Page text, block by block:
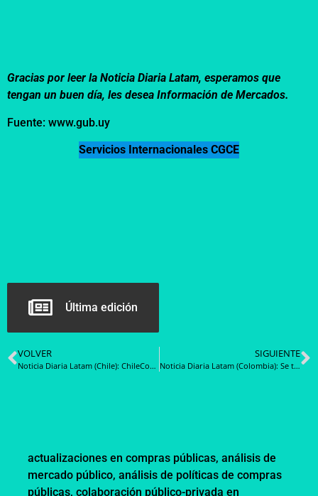
Gracias por leer la Noticia Diaria Latam, esperamos que
tengan un buen día, les desea Información de Mercados.
Fuente: www.gub.uy
Servicios Internacionales CGCE
Última edición
VOLVER
Noticia Diaria Latam (Chile): ChileCompra cumple 22 años fortaleciendo la transparencia y modernización de las compras públicas
SIGUIENTE
Noticia Diaria Latam (Colombia): Se termina el Acuerdo Marco de Nube Pública, pero las órdenes de compra siguen vigentes
actualizaciones en compras públicas, análisis de
mercado público, análisis de políticas de compras
públicas, colaboración público-privada en